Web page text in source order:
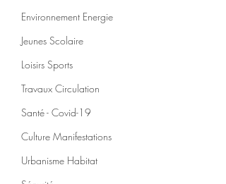
Environnement Energie
Jeunes Scolaire
Loisirs Sports
Travaux Circulation
Santé - Covid-19
Culture Manifestations
Urbanisme Habitat